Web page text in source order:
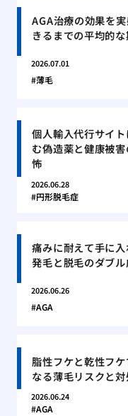
AGA治療の効果を
きるまでの平均的
2026.07.01
薄毛
個人輸入代行サイ
む偽造薬と健康被
怖
2026.06.28
円形脱毛症
痛みに耐えて手に入
発毛と脱毛のダブ
2026.06.26
AGA
脂性フケと乾性フ
なる薄毛リスクと
2026.06.24
AGA